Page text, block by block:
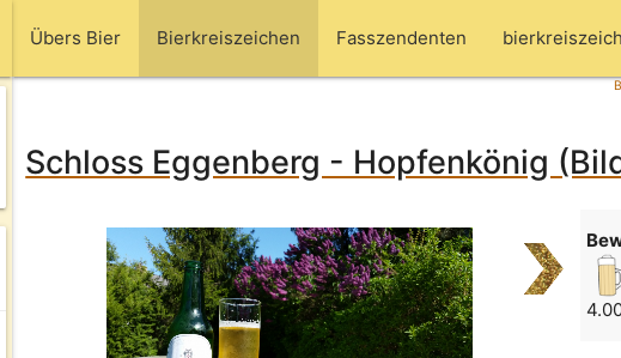
Übers Bier Bierkreiszeichen Fasszendenten
Schloss Eggenberg - Hopfenkönig